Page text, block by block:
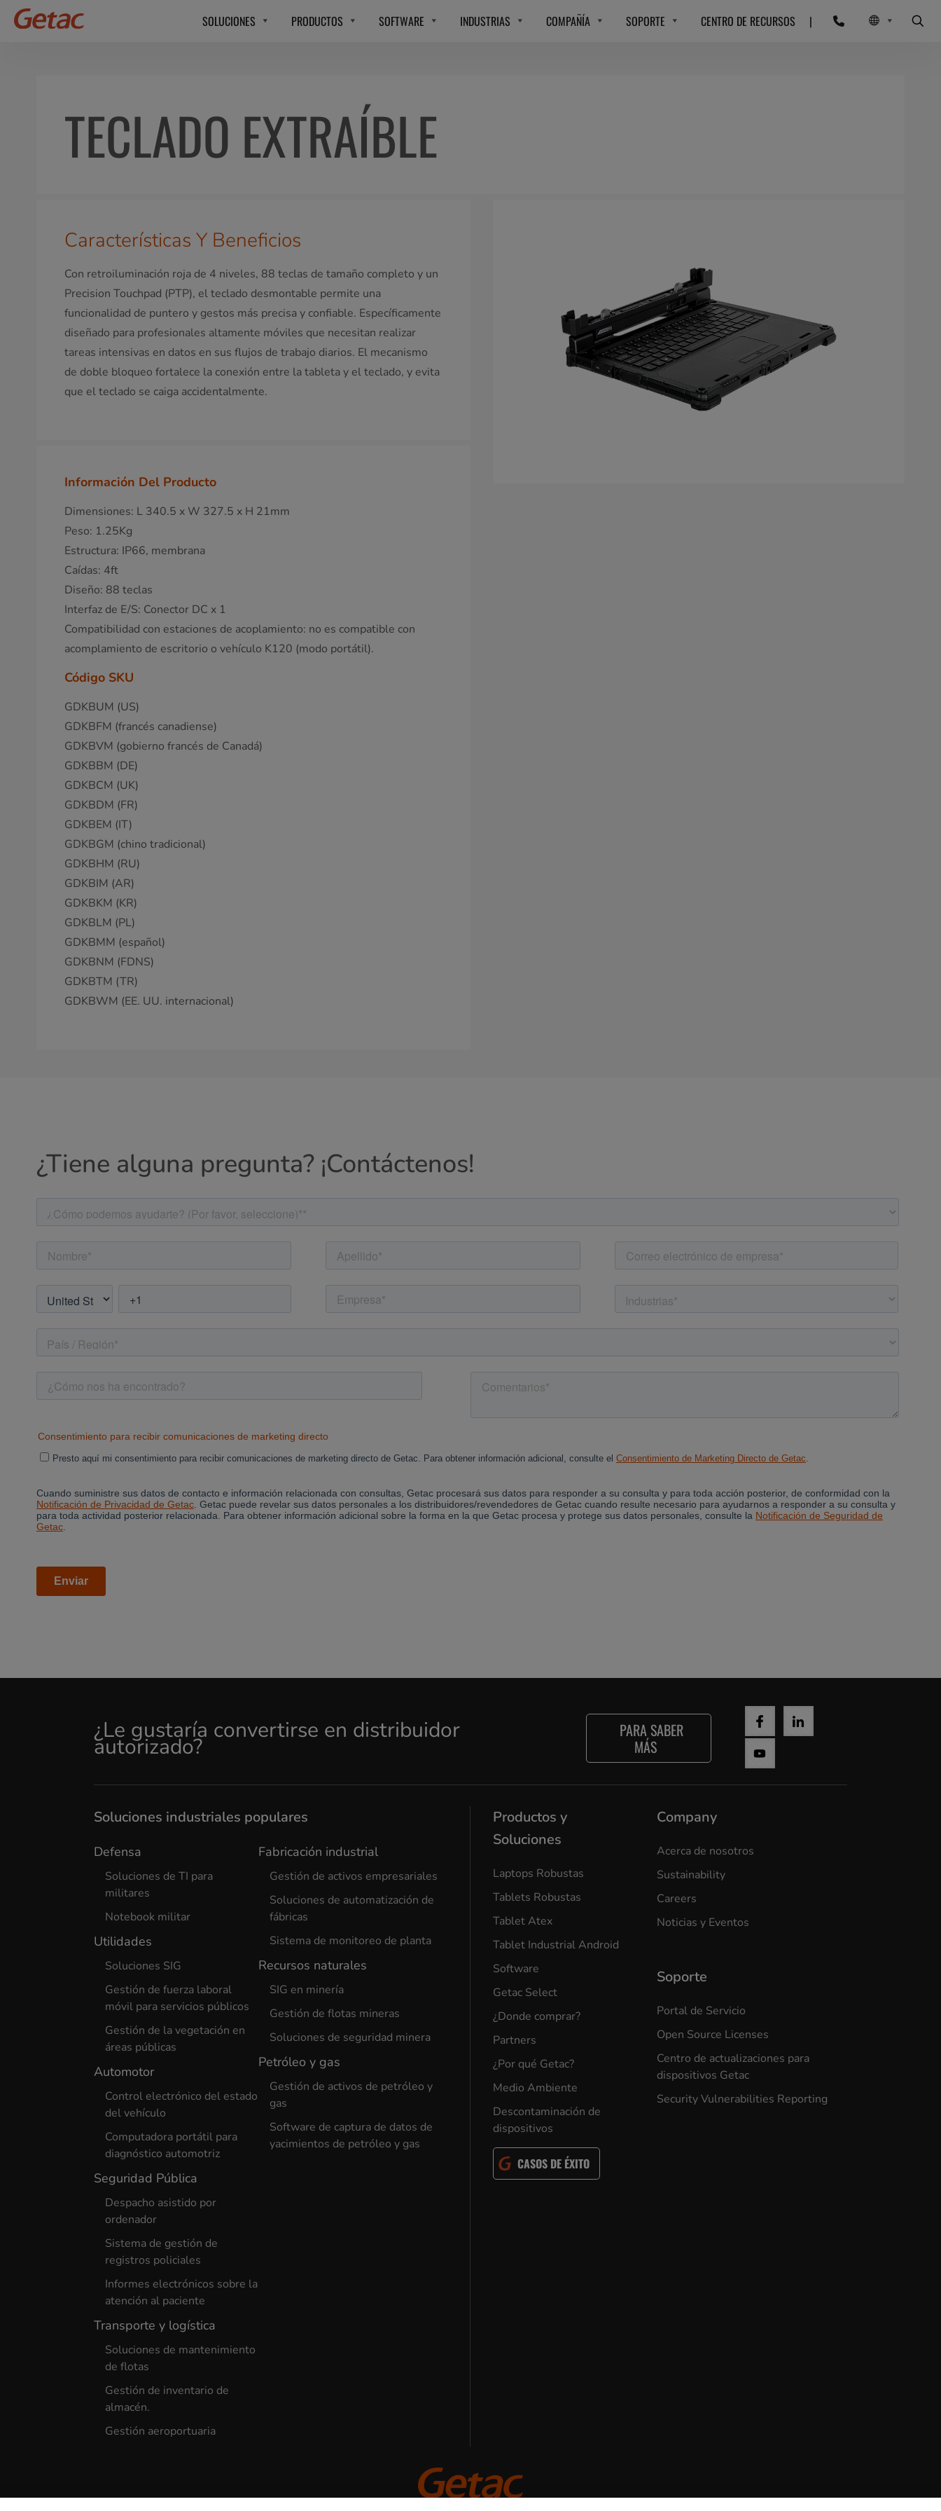
SOLUCIONES PRODUCTOS SOFTWARE INDUSTRIAS COMPAÑÍA SOPORTE CENTRO DE RECURSOS |
TECLADO EXTRAÍBLE
Características Y Beneficios
Con retroiluminación roja de 4 niveles, 88 teclas de tamaño completo y un
Precision Touchpad (PTP), el teclado desmontable permite una
funcionalidad de puntero y gestos más precisa y confiable. Específicamente
diseñado para profesionales altamente móviles que necesitan realizar
tareas intensivas en datos en sus flujos de trabajo diarios. El mecanismo
de doble bloqueo fortalece la conexión entre la tableta y el teclado, y evita
que el teclado se caiga accidentalmente.
Información Del Producto
Dimensiones:​ L 340.5 x W 327.5 x H 21mm ​
Peso: 1.25Kg​
Estructura: IP66, membrana ​
Caídas: 4ft
Diseño: 88 teclas
Interfaz de E/S: ​Conector DC x 1​
Compatibilidad con estaciones de acoplamiento: no es compatible con
acomplamiento de escritorio o vehículo K120 (modo portátil).
Código SKU
GDKBUM (US)
GDKBFM (francés canadiense)
GDKBVM (gobierno francés de Canadá)
GDKBBM (DE)
GDKBCM (UK)
GDKBDM (FR)
GDKBEM (IT)
GDKBGM (chino tradicional)
GDKBHM (RU)
GDKBIM (AR)
GDKBKM (KR)
GDKBLM (PL)
GDKBMM (español)
GDKBNM (FDNS)
GDKBTM (TR)
GDKBWM (EE. UU. internacional)
¿Tiene alguna pregunta? ¡Contáctenos!
¿Le gustaría convertirse en distribuidor
autorizado?
PARA SABER
MÁS
Soluciones industriales populares
Defensa
Soluciones de TI para
militares
Notebook militar
Utilidades
Soluciones SIG
Gestión de fuerza laboral
móvil para servicios públicos
Gestión de la vegetación en
áreas públicas
Automotor
Control electrónico del estado
del vehículo
Computadora portátil para
diagnóstico automotriz
Seguridad Pública
Despacho asistido por
ordenador
Sistema de gestión de
registros policiales
Informes electrónicos sobre la
atención al paciente
Transporte y logística
Soluciones de mantenimiento
de flotas
Gestión de inventario de
almacén.
Gestión aeroportuaria
Fabricación industrial
Gestión de activos empresariales
Soluciones de automatización de
fábricas
Sistema de monitoreo de planta
Recursos naturales
SIG en minería
Gestión de flotas mineras
Soluciones de seguridad minera
Petróleo y gas
Gestión de activos de petróleo y
gas
Software de captura de datos de
yacimientos de petróleo y gas
Productos y
Soluciones
Laptops Robustas
Tablets Robustas
Tablet Atex
Tablet Industrial Android
Software
Getac Select
¿Donde comprar?
Partners
¿Por qué Getac?
Medio Ambiente
Descontaminación de
dispositivos
CASOS DE ÉXITO
Company
Acerca de nosotros
Sustainability
Careers
Noticias y Eventos
Soporte
Portal de Servicio
Open Source Licenses
Centro de actualizaciones para
dispositivos Getac
Security Vulnerabilities Reporting